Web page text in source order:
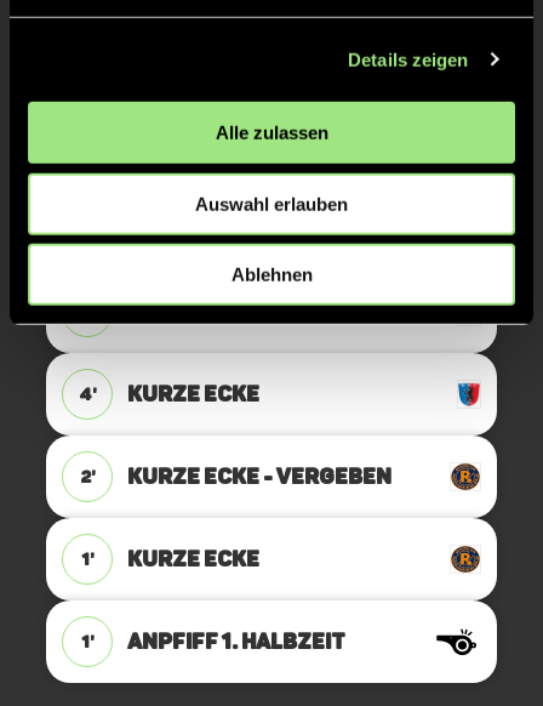
Details zeigen
Alle zulassen
Auswahl erlauben
Ablehnen
10' TOR 0:1, KURZE ECKE - TOR
IdaS.
10' KURZE ECKE
5' KURZE ECKE - VERGEBEN
4' KURZE ECKE
2' KURZE ECKE - VERGEBEN
1' KURZE ECKE
1' ANPFIFF 1. Halbzeit